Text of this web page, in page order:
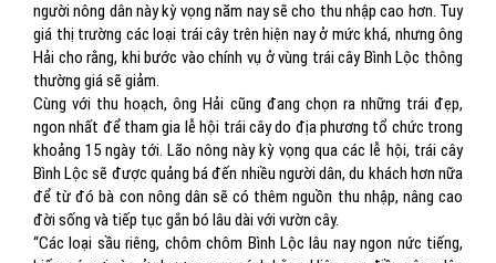
người nông dân này kỳ vọng năm nay sẽ cho thu nhập cao hơn. Tuy
giá thị trường các loại trái cây trên hiện nay ở mức khá, nhưng ông
Hải cho rằng, khi bước vào chính vụ ở vùng trái cây Bình Lộc thông
thường giá sẽ giảm.
Cùng với thu hoạch, ông Hải cũng đang chọn ra những trái đẹp,
ngon nhất để tham gia lễ hội trái cây do địa phương tổ chức trong
khoảng 15 ngày tới. Lão nông này kỳ vọng qua các lễ hội, trái cây
Bình Lộc sẽ được quảng bá đến nhiều người dân, du khách hơn nữa
để từ đó bà con nông dân sẽ có thêm nguồn thu nhập, nâng cao
đời sống và tiếp tục gắn bó lâu dài với vườn cây.
“Các loại sầu riêng, chôm chôm Bình Lộc lâu nay ngon nức tiếng,